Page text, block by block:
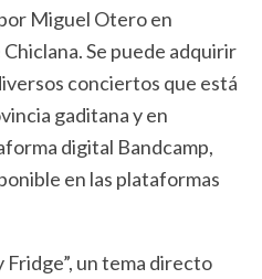
Miguel Otero en
Se puede adquirir
conciertos que está
gaditana y en
digital Bandcamp,
en las plataformas
Fridge”, un tema directo